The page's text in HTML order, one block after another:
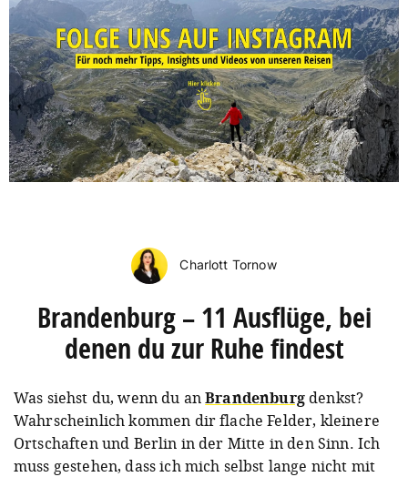
Charlott Tornow
Brandenburg – 11 Ausflüge, bei
denen du zur Ruhe findest
Was siehst du, wenn du anBrandenburgdenkst?
Wahrscheinlich kommen dir flache Felder, kleinere
Ortschaften und Berlin in der Mitte in den Sinn. Ich
muss gestehen, dass ich mich selbst lange nicht mit